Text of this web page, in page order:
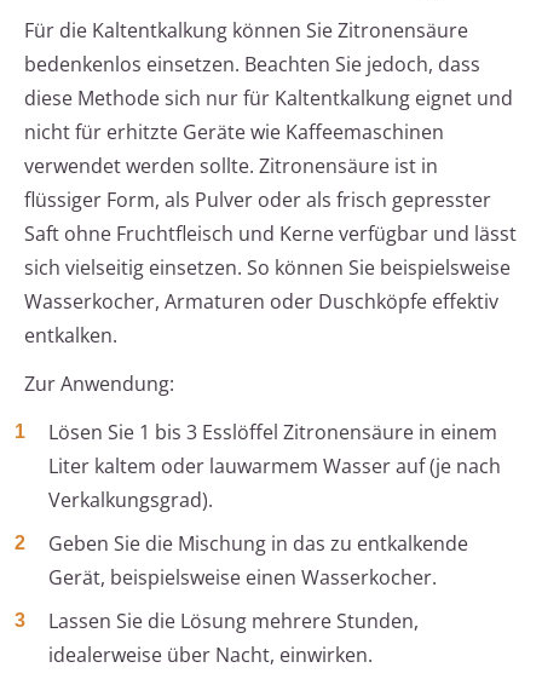
Für die Kaltentkalkung können Sie Zitronensäure
bedenkenlos einsetzen. Beachten Sie jedoch, dass
diese Methode sich nur für Kaltentkalkung eignet und
nicht für erhitzte Geräte wie Kaffeemaschinen
verwendet werden sollte. Zitronensäure ist in
flüssiger Form, als Pulver oder als frisch gepresster
Saft ohne Fruchtfleisch und Kerne verfügbar und lässt
sich vielseitig einsetzen. So können Sie beispielsweise
Wasserkocher, Armaturen oder Duschköpfe effektiv
entkalken.
Zur Anwendung:
Lösen Sie 1 bis 3 Esslöffel Zitronensäure in einem
Liter kaltem oder lauwarmem Wasser auf (je nach
Verkalkungsgrad).
Geben Sie die Mischung in das zu entkalkende
Gerät, beispielsweise einen Wasserkocher.
Lassen Sie die Lösung mehrere Stunden,
idealerweise über Nacht, einwirken.